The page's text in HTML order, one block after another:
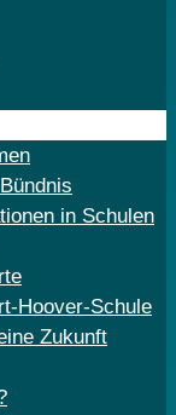
in Schulen
Hoover-Schule
Zukunft